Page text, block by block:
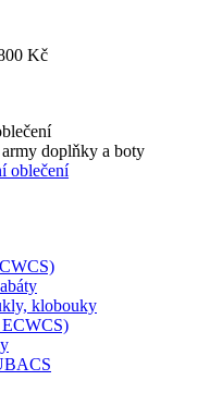
Kč
doplňky a boty
klobouky